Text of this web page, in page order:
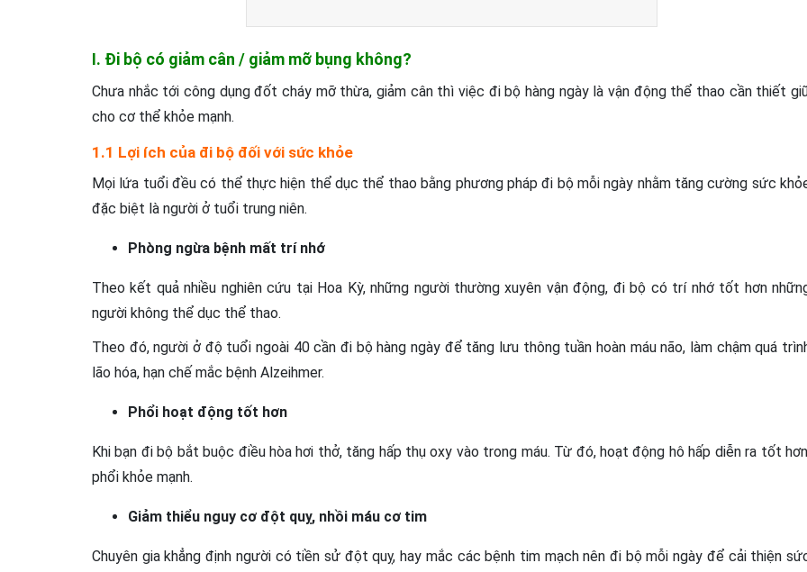
I. Đi bộ có giảm cân / giảm mỡ bụng không?
Chưa nhắc tới công dụng đốt cháy mỡ thừa, giảm cân thì việc đi bộ hàng ngày là vận động thể thao cần thiết
cho cơ thể khỏe mạnh.
1.1 Lợi ích của đi bộ đối với sức khỏe
Mọi lứa tuổi đều có thể thực hiện thể dục thể thao bằng phương pháp đi bộ mỗi ngày nhằm tăng cường sức
đặc biệt là người ở tuổi trung niên.
Phòng ngừa bệnh mất trí nhớ
Theo kết quả nhiều nghiên cứu tại Hoa Kỳ, những người thường xuyên vận động, đi bộ có trí nhớ tốt hơn
người không thể dục thể thao.
Theo đó, người ở độ tuổi ngoài 40 cần đi bộ hàng ngày để tăng lưu thông tuần hoàn máu não, làm chậm quá
lão hóa, hạn chế mắc bệnh Alzeihmer.
Phổi hoạt động tốt hơn
Khi bạn đi bộ bắt buộc điều hòa hơi thở, tăng hấp thụ oxy vào trong máu. Từ đó, hoạt động hô hấp diễn ra tốt
phổi khỏe mạnh.
Giảm thiểu nguy cơ đột quỵ, nhồi máu cơ tim
Chuyên gia khẳng định người có tiền sử đột quỵ, hay mắc các bệnh tim mạch nên đi bộ mỗi ngày để cải thiện